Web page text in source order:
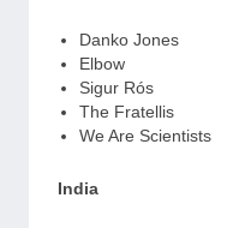
Danko Jones
Elbow
Sigur Rós
The Fratellis
We Are Scientists
India